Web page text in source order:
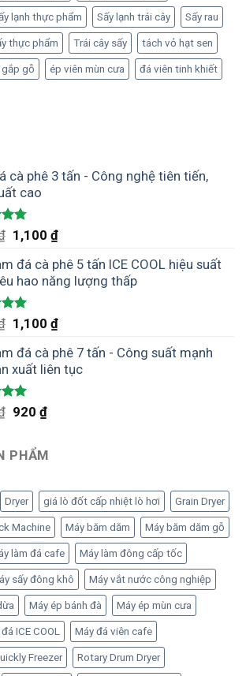
lạnh thực phẩm Sấy lạnh trái cây Sấy rau
thực phẩm Trái cây sấy tách vỏ hạt sen
gỗ ép viên mùn cưa đá viên tinh khiết
cà phê 3 tấn - Công nghệ tiên tiến,
cao
Giá
là:
1,300 ₫.
1,100₫Giá
tại
là:
đá cà phê 5 tấn ICE COOL hiệu suất
hao năng lượng thấp
Giá
là:
1,300 ₫.
1,100₫Giá
tại
là:
đá cà phê 7 tấn - Công suất mạnh
xuất liên tục
Giá
1,075 ₫.
920₫Giá
là:
PHẨM
Dryer giá lò đốt cấp nhiệt lò hơi Grain Dryer
Machine Máy băm dăm Máy băm dăm gỗ
làm đá cafe Máy làm đông cấp tốc
sấy đông khô Máy vắt nước công nghiệp
Máy ép bánh đà Máy ép mùn cưa
ICE COOL Máy đá viên cafe
Freezer Rotary Drum Dryer